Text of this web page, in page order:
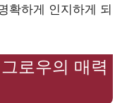
확하게 인지하게 되
로우의 매력